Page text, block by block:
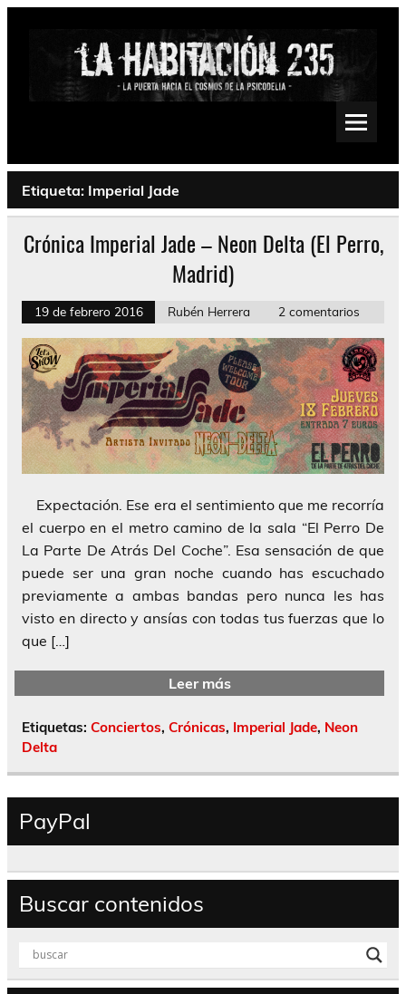
Saltar
Psychedelic, Stoner, Doom, Sludge, Fuzz, Space, Drone
Etiqueta: Imperial Jade
Crónica Imperial Jade – Neon Delta (El Perro,
Madrid)
19 de febrero 2016 Rubén Herrera 2 comentarios
Expectación. Ese era el sentimiento que me recorría
el cuerpo en el metro camino de la sala “El Perro De
La Parte De Atrás Del Coche”. Esa sensación de que
puede ser una gran noche cuando has escuchado
previamente a ambas bandas pero nunca les has
visto en directo y ansías con todas tus fuerzas que lo
que […]
Leer más
Etiquetas: Conciertos, Crónicas, Imperial Jade, Neon
Delta
PayPal
Buscar contenidos